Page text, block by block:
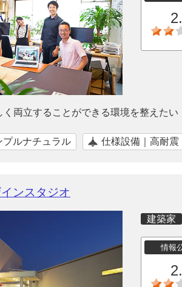
両立することができる環境を整えたい
プルナチュラル 仕様設備｜高耐震
ンスタジオ
建築家
情報